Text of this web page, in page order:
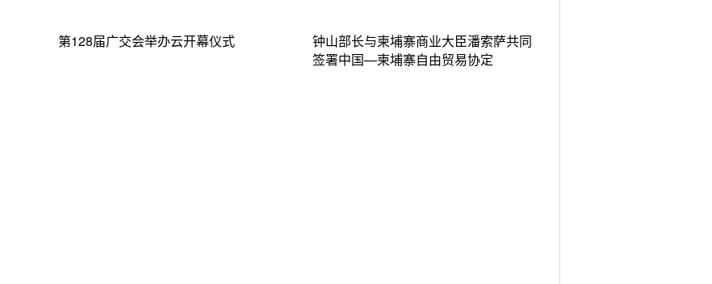
第128届广交会举办云开幕仪式
钟山部长与柬埔寨商业大臣潘索萨共同
签署中国—柬埔寨自由贸易协定